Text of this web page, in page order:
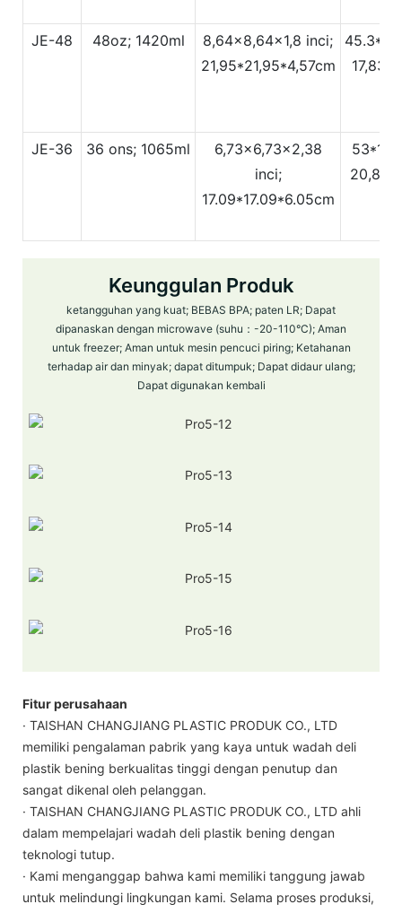
JE-48 48oz; 1420ml
8,64x8,64x1,8 inci;
21,95*21,95*4,57cm
JE-36 36 ons; 1065ml
6,73x6,73x2,38
inci;
17.09*17.09*6.05cm
Keunggulan Produk
ketangguhan yang kuat; BEBAS BPA; paten LR; Dapat
dipanaskan dengan microwave (suhu：-20-110°C); Aman
untuk freezer; Aman untuk mesin pencuci piring; Ketahanan
terhadap air dan minyak; dapat ditumpuk; Dapat didaur ulang;
Dapat digunakan kembali
Fitur perusahaan
· TAISHAN CHANGJIANG PLASTIC PRODUK CO., LTD
memiliki pengalaman pabrik yang kaya untuk wadah deli
plastik bening berkualitas tinggi dengan penutup dan
sangat dikenal oleh pelanggan.
· TAISHAN CHANGJIANG PLASTIC PRODUK CO., LTD ahli
dalam mempelajari wadah deli plastik bening dengan
teknologi tutup.
· Kami menganggap bahwa kami memiliki tanggung jawab
untuk melindungi lingkungan kami. Selama proses produksi,